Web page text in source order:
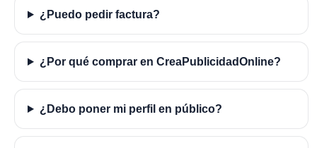
¿Puedo pedir factura?
¿Por qué comprar en CreaPublicidadOnline?
¿Debo poner mi perfil en público?